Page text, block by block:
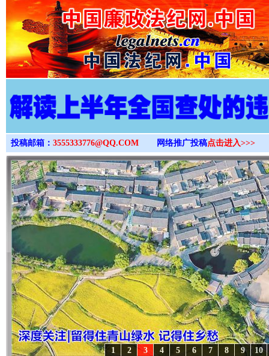
>
投稿邮箱： 3555333776@QQ.COM 网络推广投稿点击进入>>>
10
9
8
7
6
5
4
3
2
1